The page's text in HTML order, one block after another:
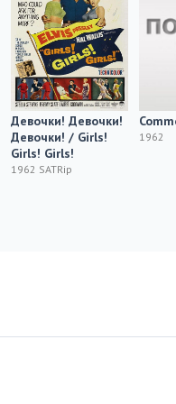
Девочки! Девочки!
Девочки! / Girls!
Girls! Girls!
1962 SATRip
1962